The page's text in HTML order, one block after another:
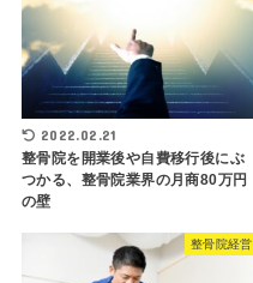
2022.02.21
整骨院を開業後や自費移行後にぶ
つかる、整骨院業界の月商80万円
の壁
整骨院経営